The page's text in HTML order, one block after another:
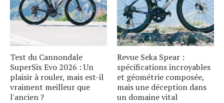
Test du Cannondale
SuperSix Evo 2026 : Un
plaisir à rouler, mais est-il
vraiment meilleur que
l'ancien ?
Revue Seka Spear :
spécifications incroyables
et géométrie composée,
mais une déception dans
un domaine vital